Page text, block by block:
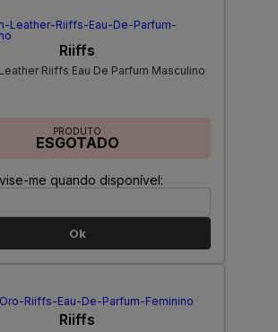
Riiffs
Riiffs Eau De Parfum Masculino
PRODUTO
ESGOTADO
me quando disponível:
Ok
Riiffs